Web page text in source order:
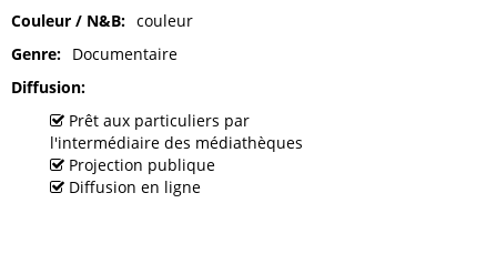
Couleur / N&B
couleur
Genre
Documentaire
Diffusion
Prêt aux particuliers par
l'intermédiaire des médiathèques
Projection publique
Diffusion en ligne